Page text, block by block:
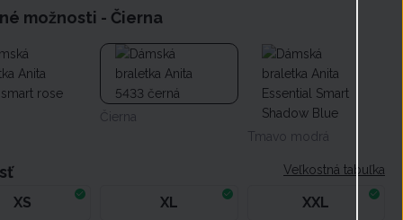
možnosti - Čierna
Čierna
Tmavo modrá
Veľkostná tabuľka
XS XL XXL